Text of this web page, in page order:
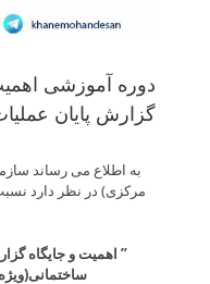
دوره آموزشی
گزارش پایان
به اطلاع می رساند
مرکزی) در نظر دارد
” اهمیت و جایگاه